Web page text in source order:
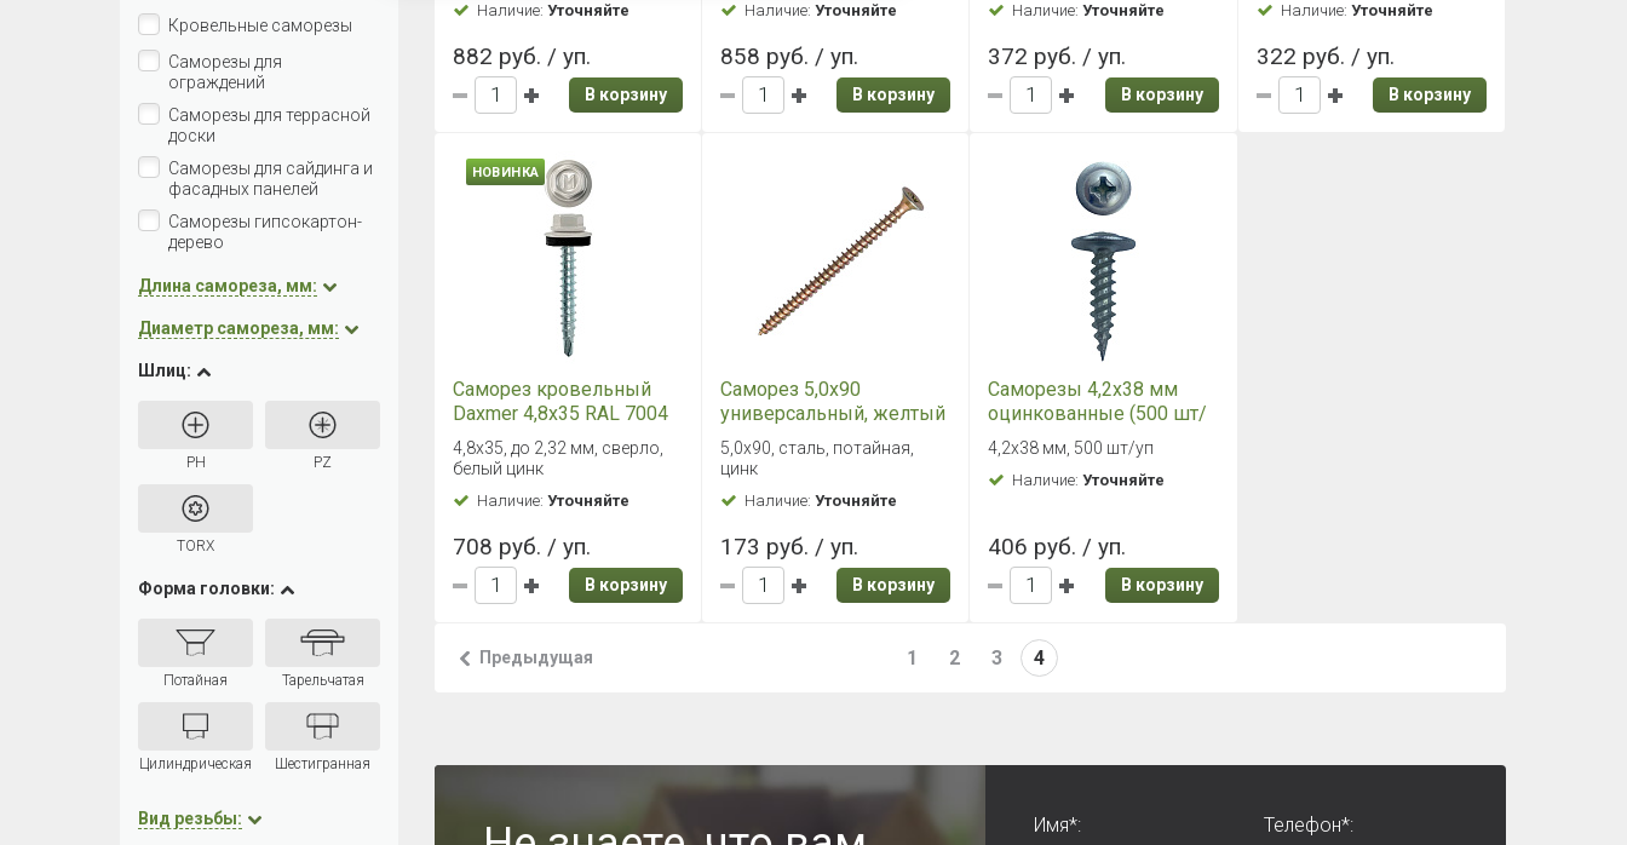
Наличие: Уточняйте
882 руб. / уп.
В корзину
Наличие:Уточняйте
858 руб. / уп.
В корзину
Наличие:Уточняйте
372 руб. / уп.
В корзину
Наличие: Уточняйте
322 руб. / уп.
В корзину
НОВИНКА
Саморез кровельный
Daxmer 4,8х35 RAL 7004
(250) сверло №1
4,8х35, до 2,32 мм, сверло,
белый цинк
Наличие: Уточняйте
708 руб. / уп.
В корзину
Саморез 5,0х90
универсальный, желтый
цинк (уп. 100 шт)
5,0х90, сталь, потайная,
цинк
Наличие:Уточняйте
173 руб. / уп.
В корзину
Саморезы 4,2х38 мм
оцинкованные (500 шт/
уп)
4,2х38 мм, 500 шт/уп
Наличие:Уточняйте
406 руб. / уп.
В корзину
Предыдущая 1 2 3 4
Имя*: Телефон*:
Кровельные саморезы
Саморезы для
ограждений
Саморезы для террасной
доски
Саморезы для сайдинга и
фасадных панелей
Саморезы гипсокартон-
дерево
Длина самореза, мм:
Диаметр самореза, мм:
Шлиц:
PH PZ
TORX
Форма головки:
Потайная Тарельчатая
Цилиндрическая Шестигранная
Вид резьбы: